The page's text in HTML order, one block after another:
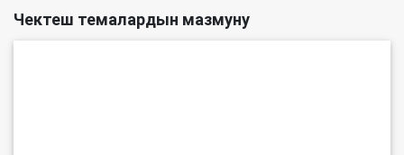
Чектеш темалардын мазмуну